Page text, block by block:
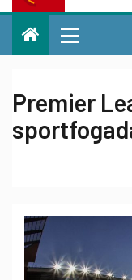
Premier